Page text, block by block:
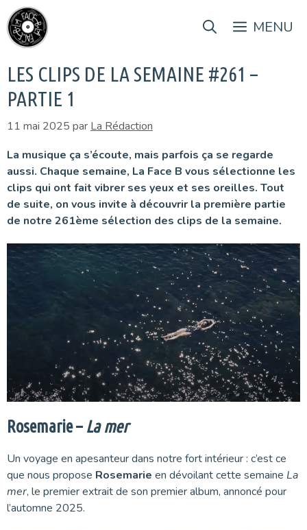
Aller
au
contenu
MENU
LES CLIPS DE LA SEMAINE #261 –
PARTIE 1
11 mai 2025 par La Rédaction
La musique ça s’écoute, mais parfois ça se regarde
aussi. Chaque semaine, La Face B vous sélectionne les
clips qui ont fait vibrer ses yeux et ses oreilles. Tout
de suite, on vous invite à découvrir la première partie
de notre 261ème sélection des clips de la semaine.
Rosemarie – La mer
Un voyage en apesanteur dans notre fort intérieur : c’est ce
que nous propose Rosemarie en dévoilant cette semaine La
mer, le premier extrait de son premier album, annoncé pour
l’automne 2025.